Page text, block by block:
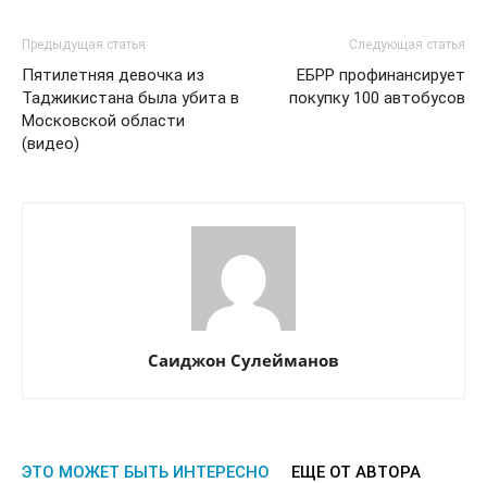
Предыдущая статья
Пятилетняя девочка из
Таджикистана была убита в
Московской области
(видео)
Следующая статья
ЕБРР профинансирует
покупку 100 автобусов
Саиджон Сулейманов
ЭТО МОЖЕТ БЫТЬ ИНТЕРЕСНО ЕЩЕ ОТ АВТОРА